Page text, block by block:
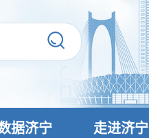
据济宁 走进济宁